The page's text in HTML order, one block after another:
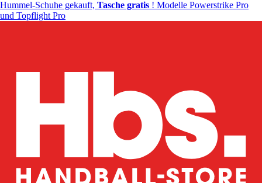
Hummel-Schuhe gekauft, Tasche gratis ! Modelle Powerstrike Pro
und Topflight Pro